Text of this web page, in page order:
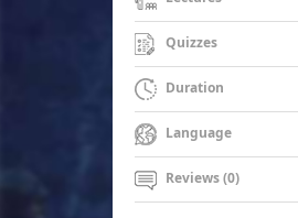
Quizzes
Duration
Language
Reviews (0)